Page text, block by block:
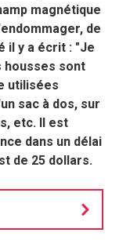
magnétique
de
il y a écrit : "Je
housses sont
utilisées
sac à dos, sur
etc. Il est
dans un délai
de 25 dollars.